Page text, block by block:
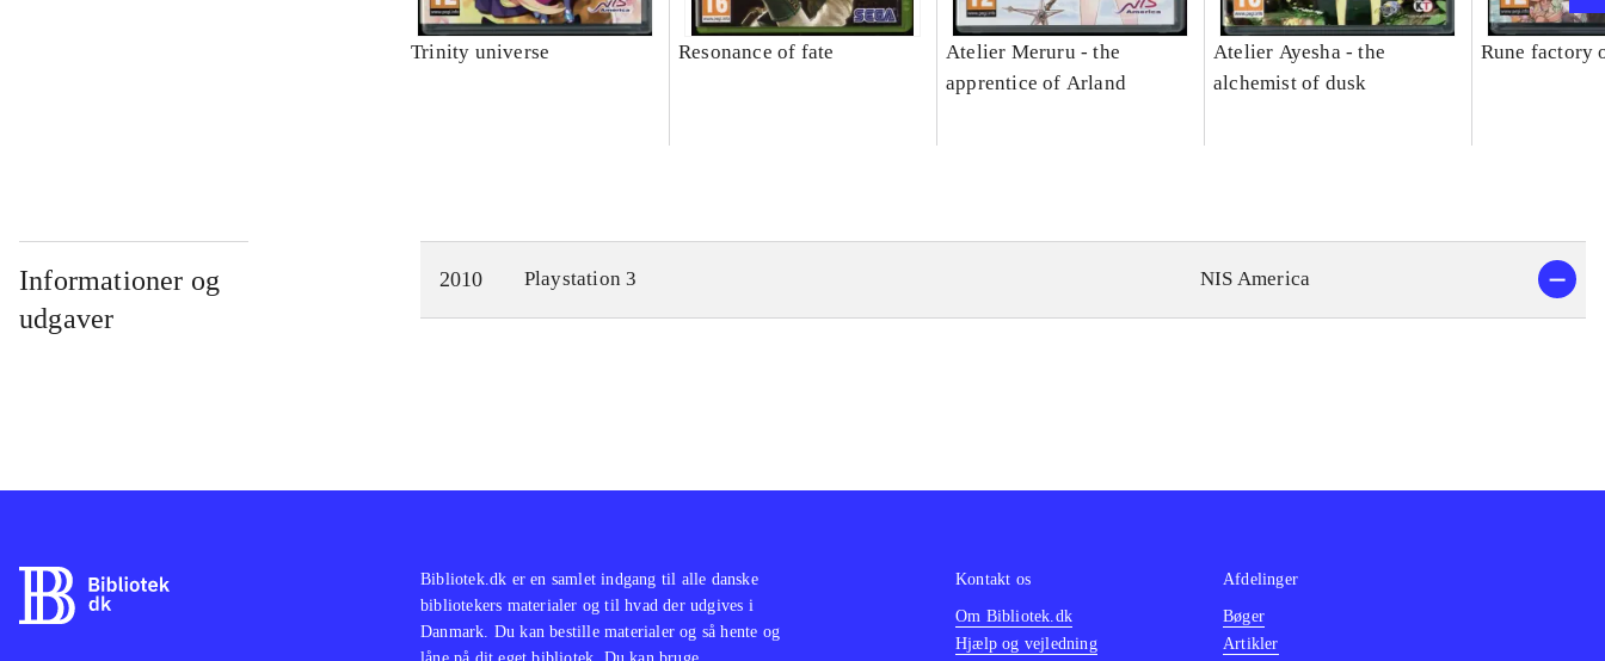
Trinity universe Resonance of fate
Atelier Meruru - the
apprentice of Arland
Atelier Ayesha - the
alchemist of dusk
Rune factory
Informationer og
udgaver
2010 Playstation 3 NIS America
Bibliotek.dk er en samlet indgang til alle danske
bibliotekers materialer og til hvad der udgives i
Danmark. Du kan bestille materialer og så hente og
Kontakt os
Om Bibliotek.dk
Hjælp og vejledning
Afdelinger
Bøger
Artikler